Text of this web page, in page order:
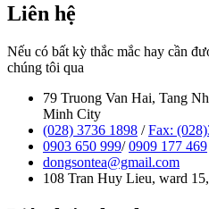
Liên hệ
Nếu có bất kỳ thắc mắc hay cần
chúng tôi qua
79 Truong Van Hai, Tang
Minh City
(028) 3736 1898 /Fax:
0903 650 999/0909 177 469
dongsontea@gmail.com
108 Tran Huy Lieu, ward